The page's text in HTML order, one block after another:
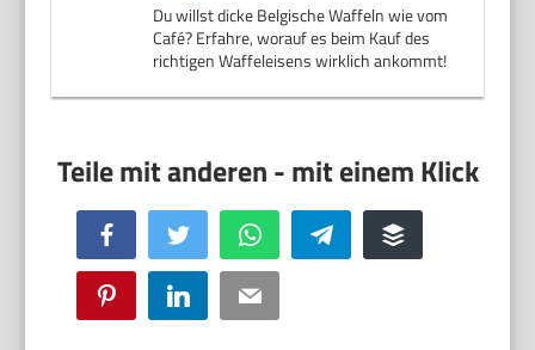
Du willst dicke Belgische Waffeln wie vom
Café? Erfahre, worauf es beim Kauf des
richtigen Waffeleisens wirklich ankommt!
Facebook Twitter WhatsApp Telegram Buffer
Pinterest LinkedIn Email